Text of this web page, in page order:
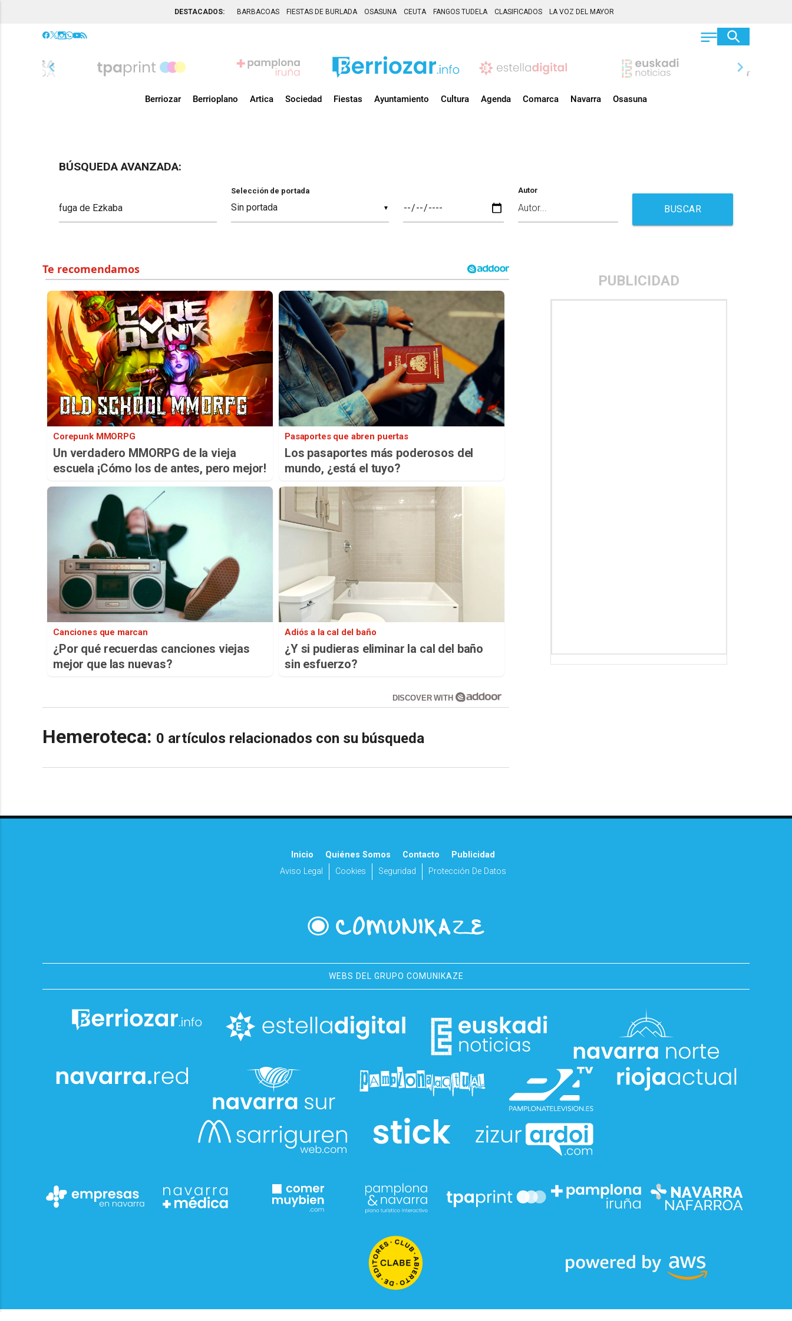
DESTACADOS: BARBACOAS FIESTAS DE BURLADA OSASUNA CEUTA FANGOS TUDELA CLASIFICADOS LA VOZ DEL MAYOR
chevron_left chevron_right
Berriozar Berrioplano Artica Sociedad Fiestas Ayuntamiento Cultura Agenda Comarca Navarra Osasuna
BÚSQUEDA AVANZADA:
▼
Selección de portada Autor
BUSCAR
Corepunk MMORPG
Un verdadero MMORPG de la vieja
escuela ¡Cómo los de antes, pero mejor!
Pasaportes que abren puertas
Los pasaportes más poderosos del
mundo, ¿está el tuyo?
Canciones que marcan
¿Por qué recuerdas canciones viejas
mejor que las nuevas?
Adiós a la cal del baño
¿Y si pudieras eliminar la cal del baño
sin esfuerzo?
DISCOVER WITH
Hemeroteca: 0 artículos relacionados con su búsqueda
PUBLICIDAD
Inicio Quiénes Somos Contacto
Publicidad
Aviso Legal
Cookies Seguridad Protección De Datos
WEBS DEL GRUPO COMUNIKAZE